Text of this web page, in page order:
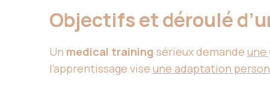
Objectifs et déroulé
Un medical training sérieux demande une
l’apprentissage vise une adaptation